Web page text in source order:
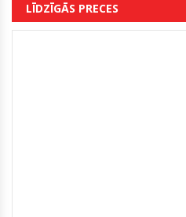
LĪDZĪGĀS PRECES